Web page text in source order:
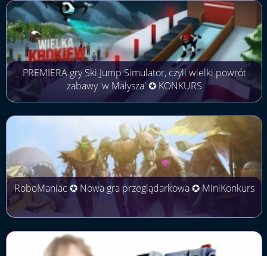
PREMIERA gry Ski Jump Simulator, czyli wielki powrót
zabawy 'w Małysza' ✪ KONKURS
RoboManiac ✪ Nowa gra przeglądarkowa ✪ MiniKonkurs